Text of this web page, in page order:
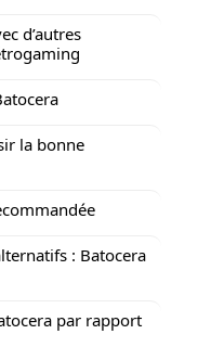
d’autres
la bonne
: Batocera
par rapport